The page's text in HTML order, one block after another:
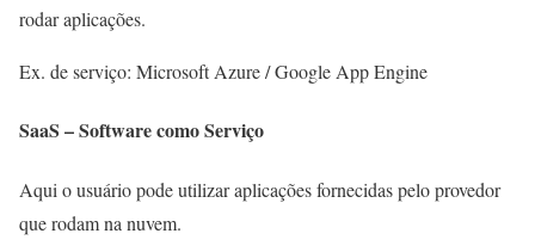
rodar aplicações.
Ex. de serviço: Microsoft Azure / Google App Engine
SaaS – Software como Serviço
Aqui o usuário pode utilizar aplicações fornecidas pelo provedor
que rodam na nuvem.